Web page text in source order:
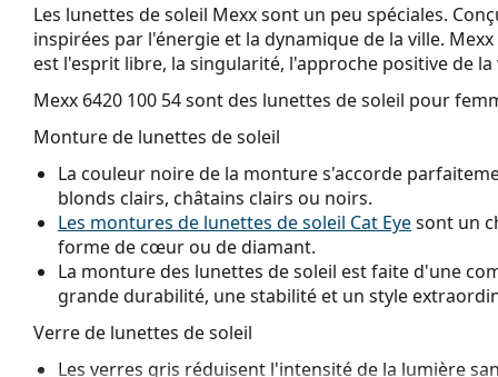
Les lunettes de soleil Mexx sont un peu spéciales.
inspirées par l'énergie et la dynamique de la ville.
est l'esprit libre, la singularité, l'approche positive de la
Mexx 6420 100 54sont des lunettes de soleil pour
Monture de lunettes de soleil
La couleur noire de la monture s'accorde
blonds clairs, châtains clairs ou noirs.
Les montures de lunettes de soleil Cat Eyesont un
forme de cœur ou de diamant.
La monture des lunettes de soleil est faite d'une
grande durabilité, une stabilité et un style
Verre de lunettes de soleil
Les verres gris réduisent l'intensité de la lumière